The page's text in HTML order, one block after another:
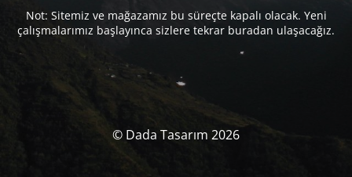
Not: Sitemiz ve mağazamız bu süreçte kapalı olacak. Yeni
çalışmalarımız başlayınca sizlere tekrar buradan ulaşacağız.
© Dada Tasarım 2026